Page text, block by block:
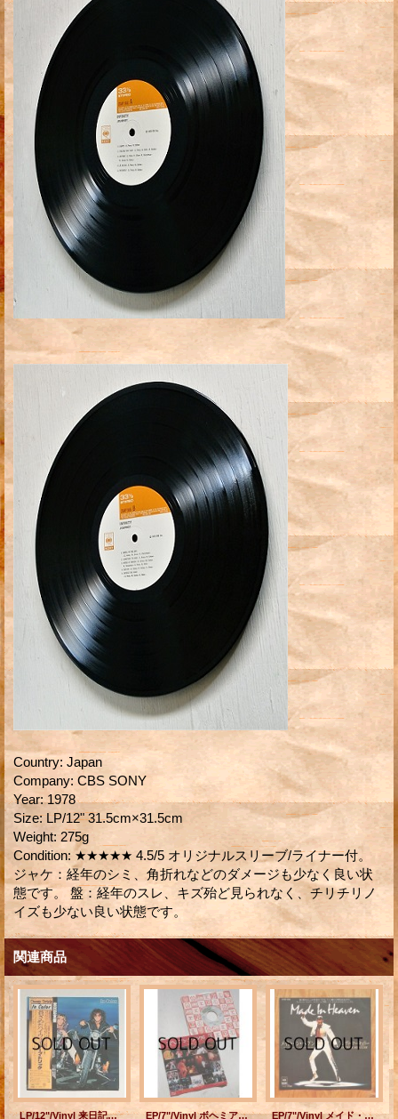
Country: Japan
Company: CBS SONY
Year: 1978
Size: LP/12" 31.5cm×31.5cm
Weight: 275g
Condition: ★★★★★ 4.5/5 オリジナルスリーブ/ライナー付。
ジャケ：経年のシミ、角折れなどのダメージも少なく良い状
態です。 盤：経年のスレ、キズ殆ど見られなく、チリチリノ
イズも少ない良い状態です。
関連商品
LP/12"/Vinyl 来日記念盤 In Color 蒼ざめたハイウエイ チープ・トリック (1977) CBS SONY 帯、カラーフォト付ライナー（大貫憲章×渋谷陽一） EP/7"/Vinyl ボヘミアン・ラプソディ/アイム・イン・ラブ・ウイズ・マイ・カー QUEEN クイーン (1975) elektra EP/7"/Vinyl メイド・イン・ヘヴン/ リヴィング・オン・オウン フレディ・マーキュリー (1985) CBS SONY